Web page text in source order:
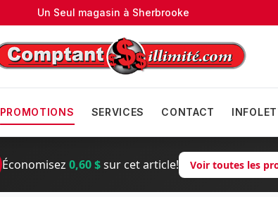
Un Seul magasin à Sherbrooke
PROMOTIONS SERVICES CONTACT
Économisez 0,60 $sur cet article! Voir toutes les